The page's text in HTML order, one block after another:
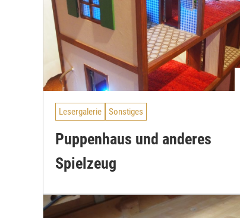
Lesergalerie Sonstiges
Puppenhaus und anderes
Spielzeug